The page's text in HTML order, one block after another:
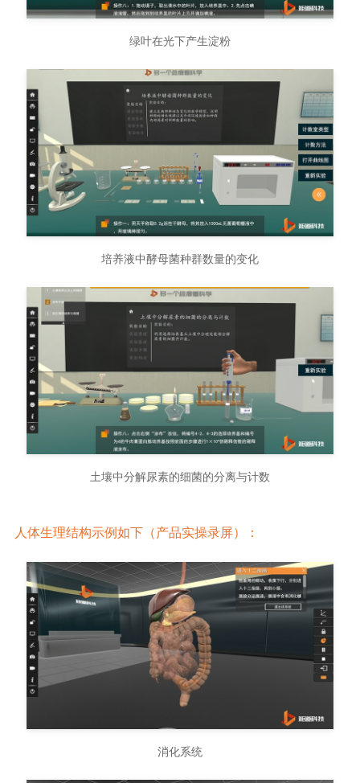
绿叶在光下产生淀粉
培养液中酵母菌种群数量的变化
土壤中分解尿素的细菌的分离与计数
人体生理结构示例如下（产品实操录屏）：
消化系统